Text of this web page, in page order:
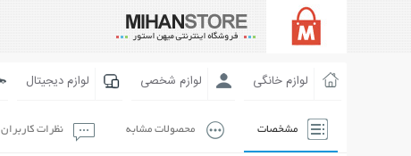
لوازم خانگی لوازم شخصی لوازم دیجیتال
مشخصات محصولات مشابه نظرات کاربران